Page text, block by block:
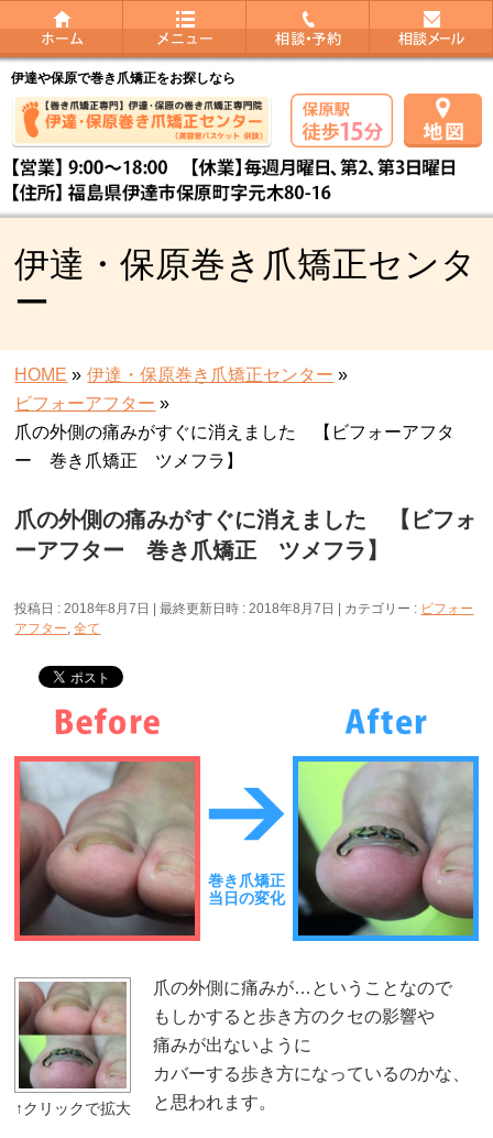
伊達や保原で巻き爪矯正をお探しなら
伊達・保原巻き爪矯正センタ
ー
HOME » 伊達・保原巻き爪矯正センター »
ビフォーアフター »
爪の外側の痛みがすぐに消えました 【ビフォーアフタ
ー 巻き爪矯正 ツメフラ】
爪の外側の痛みがすぐに消えました 【ビフォ
ーアフター 巻き爪矯正 ツメフラ】
投稿日 : 2018年8月7日 最終更新日時 : 2018年8月7日 カテゴリー : ビフォー
アフター,全て
巻き爪矯正
当日の変化
爪の外側に痛みが…ということなので
もしかすると歩き方のクセの影響や
痛みが出ないように
カバーする歩き方になっているのかな、
と思われます。